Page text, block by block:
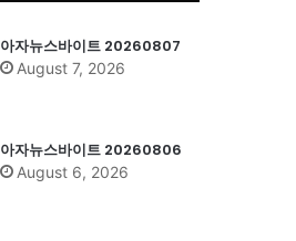
아자뉴스바이트 20260807
August 7, 2026
아자뉴스바이트 20260806
August 6, 2026